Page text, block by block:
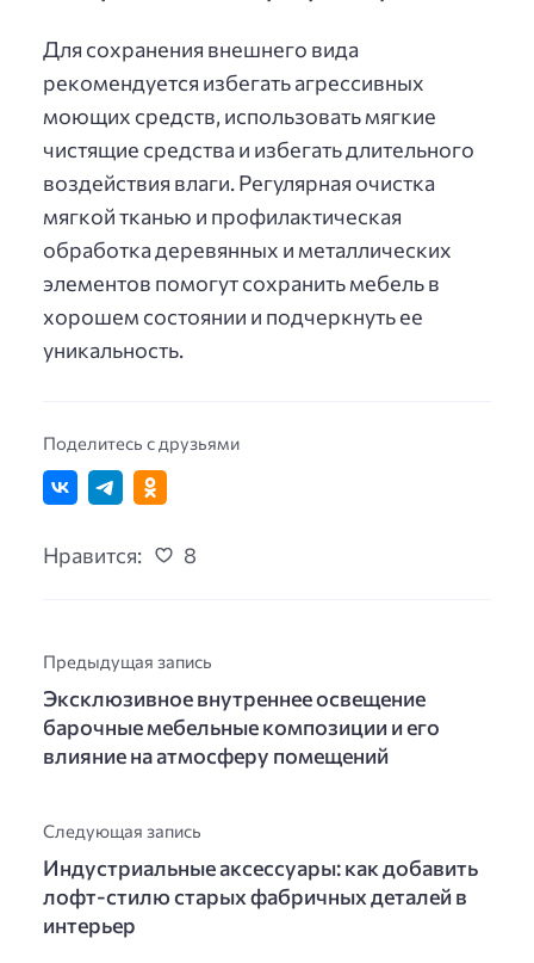
Для сохранения внешнего вида
рекомендуется избегать агрессивных
моющих средств, использовать мягкие
чистящие средства и избегать длительного
воздействия влаги. Регулярная очистка
мягкой тканью и профилактическая
обработка деревянных и металлических
элементов помогут сохранить мебель в
хорошем состоянии и подчеркнуть ее
уникальность.
Поделитесь с друзьями
Нравится: 8
Предыдущая запись
Эксклюзивное внутреннее освещение
барочные мебельные композиции и его
влияние на атмосферу помещений
Следующая запись
Индустриальные аксессуары: как добавить
лофт-стилю старых фабричных деталей в
интерьер